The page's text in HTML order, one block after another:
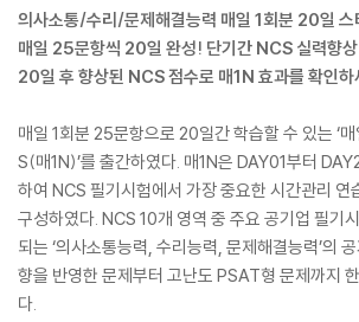
의사소통/수리/문제해결능력 매일 1회분 20일 스
매일 25문항씩 20일 완성! 단기간 NCS 실력향
20일 후 향상된 NCS 점수로 매1N 효과를 확인하
매일 1회분 25문항으로 20일간 학습할 수 있는 ‘
S(매1N)’를 출간하였다. 매1N은 DAY01부터
하여 NCS 필기시험에서 가장 중요한 시간관리 연
구성하였다. NCS 10개 영역 중 주요 공기업 필기
되는 ‘의사소통능력, 수리능력, 문제해결능력’의
향을 반영한 문제부터 고난도 PSAT형 문제까지
다.